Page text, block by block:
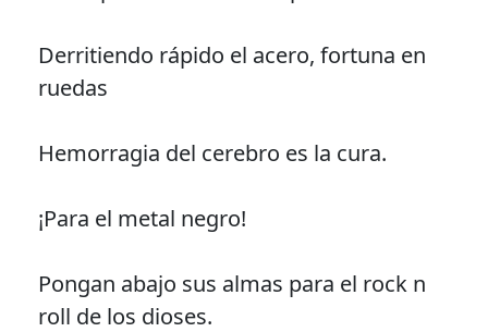
Derritiendo rápido el acero, fortuna en
ruedas
Hemorragia del cerebro es la cura.
¡Para el metal negro!
Pongan abajo sus almas para el rock n
roll de los dioses.